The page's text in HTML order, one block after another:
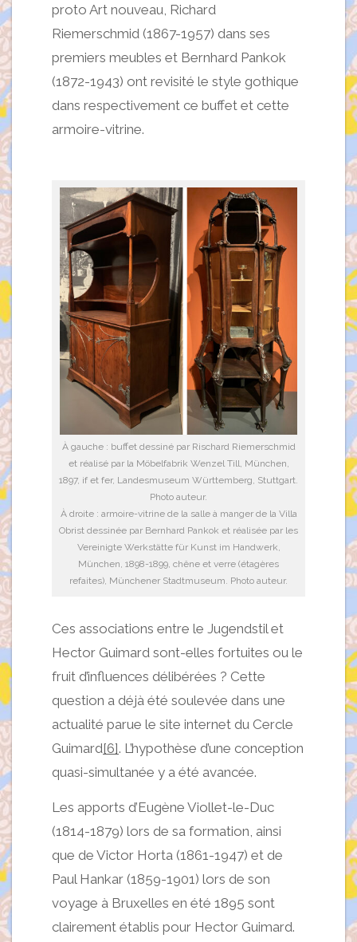
proto Art nouveau, Richard
Riemerschmid (1867-1957) dans ses
premiers meubles et Bernhard Pankok
(1872-1943) ont revisité le style gothique
dans respectivement ce buffet et cette
armoire-vitrine.
À gauche : buffet dessiné par Rischard Riemerschmid
et réalisé par la Möbelfabrik Wenzel Till, München,
1897, if et fer, Landesmuseum Württemberg, Stuttgart.
Photo auteur.
À droite : armoire-vitrine de la salle à manger de la Villa
Obrist dessinée par Bernhard Pankok et réalisée par les
Vereinigte Werkstätte für Kunst im Handwerk,
München, 1898-1899, chêne et verre (étagères
refaites), Münchener Stadtmuseum. Photo auteur.
Ces associations entre le Jugendstil et
Hector Guimard sont-elles fortuites ou le
fruit d’influences délibérées ? Cette
question a déjà été soulevée dans une
actualité parue le site internet du Cercle
Guimard[6]. L’hypothèse d’une conception
quasi-simultanée y a été avancée.
Les apports d’Eugène Viollet-le-Duc
(1814-1879) lors de sa formation, ainsi
que de Victor Horta (1861-1947) et de
Paul Hankar (1859-1901) lors de son
voyage à Bruxelles en été 1895 sont
clairement établis pour Hector Guimard.